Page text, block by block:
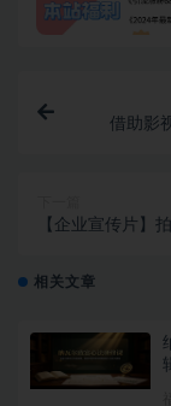
借助影
【企业宣传片】
相关文章